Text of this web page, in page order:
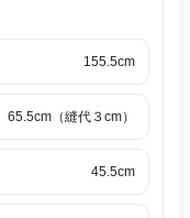
155.5cm
65.5cm（縫代３cm）
45.5cm